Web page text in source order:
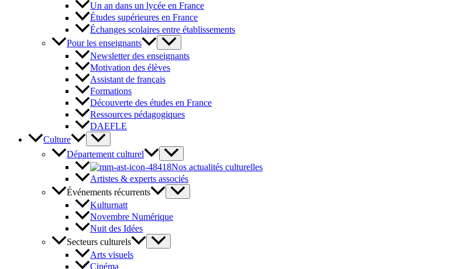
Un an dans un lycée en France
Études supérieures en France
Échanges scolaires entre établissements
Pour les enseignants
Newsletter des enseignants
Motivation des élèves
Assistant de français
Formations
Découverte des études en France
Ressources pédagogiques
DAEFLE
Culture
Département culturel
Nos actualités culturelles
Artistes & experts associés
Événements récurrents
Kulturnatt
Novembre Numérique
Nuit des Idées
Secteurs culturels
Arts visuels
Cinéma